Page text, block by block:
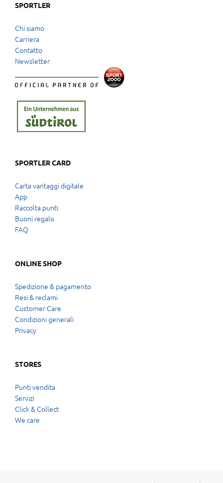
SPORTLER
Chi siamo
Carriera
Contatto
Newsletter
SPORTLER CARD
Carta vantaggi digitale
App
Raccolta punti
Buoni regalo
FAQ
ONLINE SHOP
Spedizione & pagamento
Resi & reclami
Customer Care
Condizioni generali
Privacy
STORES
Punti vendita
Servizi
Click & Collect
We care